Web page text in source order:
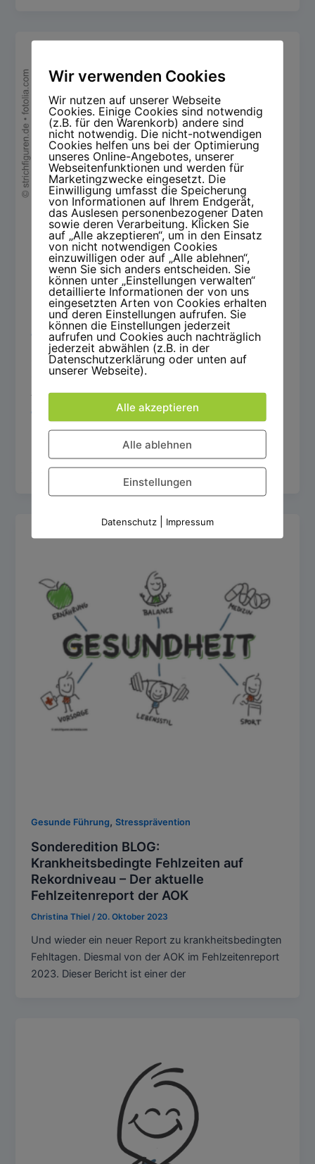
Gesunde Führung, Stressprävention
Sichtbar und unsichtbar: Folgen von
Stress und seine unterschätzten
Auswirkungen auf Psyche und Körper
Christina Thiel 2. März 2024
In der heutigen schnelllebigen Welt sind Sie als
Führungskraft ständig gefordert, Spitzenleistungen
zu erbringen, Ihr Team zu motivieren und die
Gesunde Führung,Stressprävention
Sonderedition BLOG:
Krankheitsbedingte Fehlzeiten auf
Rekordniveau – Der aktuelle
Fehlzeitenreport der AOK
Christina Thiel/20. Oktober 2023
Und wieder ein neuer Report zu krankheitsbedingten
Fehltagen. Diesmal von der AOK im Fehlzeitenreport
2023. Dieser Bericht ist einer der
Wir verwenden Cookies
Wir nutzen auf unserer Webseite
Cookies. Einige Cookies sind notwendig
(z.B. für den Warenkorb) andere sind
nicht notwendig. Die nicht-notwendigen
Cookies helfen uns bei der Optimierung
unseres Online-Angebotes, unserer
Webseitenfunktionen und werden für
Marketingzwecke eingesetzt. Die
Einwilligung umfasst die Speicherung
von Informationen auf Ihrem Endgerät,
das Auslesen personenbezogener Daten
sowie deren Verarbeitung. Klicken Sie
auf „Alle akzeptieren“, um in den Einsatz
von nicht notwendigen Cookies
einzuwilligen oder auf „Alle ablehnen“,
wenn Sie sich anders entscheiden. Sie
können unter „Einstellungen verwalten“
detaillierte Informationen der von uns
eingesetzten Arten von Cookies erhalten
und deren Einstellungen aufrufen. Sie
können die Einstellungen jederzeit
aufrufen und Cookies auch nachträglich
jederzeit abwählen (z.B. in der
Datenschutzerklärung oder unten auf
unserer Webseite).
Alle akzeptieren
Alle ablehnen
Einstellungen
Datenschutz| Impressum